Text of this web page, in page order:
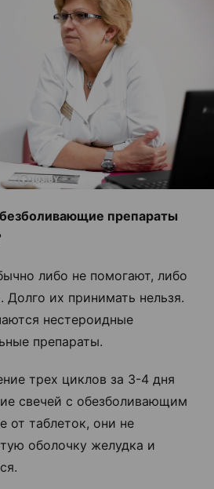
препараты
либо не помогают, либо
Долго их принимать нельзя.
нестероидные
препараты.
трех циклов за 3-4 дня
свечей с обезболивающим
от таблеток, они не
оболочку желудка и